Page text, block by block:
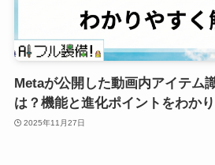
Metaが公開した動画内アイテム
は？機能と進化ポイントをわか
2025年11月27日